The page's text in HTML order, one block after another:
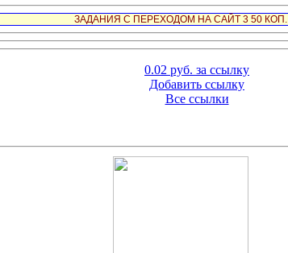
ЗАДАНИЯ С ПЕРЕХОДОМ НА САЙТ 3 50 КОП.
0.02 руб. за ссылку
Добавить ссылку
Все ссылки